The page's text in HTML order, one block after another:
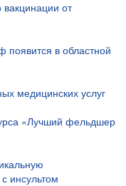
от
в областной
медицинских услуг
«Лучший фельдшер
инсультом